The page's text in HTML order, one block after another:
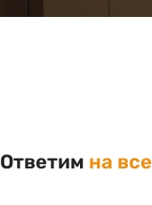
Ответим на